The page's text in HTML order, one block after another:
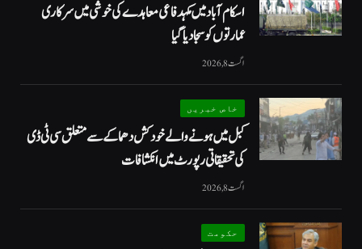
اسکام آباد میں مکہدفاعی معاہدے کی خوشی میں سرکاری
عمارتوں کو سجا دیا گیا
اگست 8, 2026
خاص خبریں
کبل میں ہونے والے خودکش دھماکے سے متعلق سی ٹی ڈی
کی تحقیقاتی رپورٹ میں انکشافات
اگست 8, 2026
حکومت